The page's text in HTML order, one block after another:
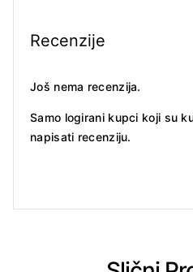
Recenzije
Još nema recenzija.
Samo logirani kupci koji su
napisati recenziju.